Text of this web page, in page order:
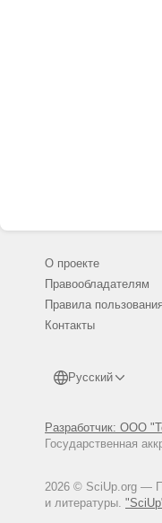
О проекте
Правообладателям
Правила пользования
Контакты
Русский
Разработчик: ООО
Государственная
2026 © SciUp.org —
и литературы.